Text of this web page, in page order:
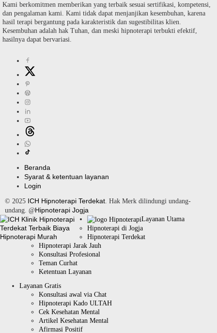
Kami berkomitmen memberikan yang terbaik sesuai sertifikasi, kompetensi,
dan pengalaman kami. Kami tidak dapat menjanjikan kesembuhan, karena
hasil terapi bergantung pada karakteristik dan sugestibilitas klien.
Kesembuhan adalah hak Tuhan, dan meski hipnoterapi terbukti efektif,
hasilnya dapat bervariasi.
Beranda
Syarat & ketentuan layanan
Login
© 2025 ICH Hipnoterapi Terdekat . Hak Merk dilindungi undang-
undang. @Hipnoterapi Jogja
Layanan Utama
Hipnoterapi di Jogja
Hipnoterapi Terdekat
Hipnoterapi Jarak Jauh
Konsultasi Profesional
Teman Curhat
Ketentuan Layanan
Layanan Gratis
Konsultasi awal via Chat
Hipnoterapi Kado ULTAH
Cek Kesehatan Mental
Artikel Kesehatan Mental
Afirmasi Positif